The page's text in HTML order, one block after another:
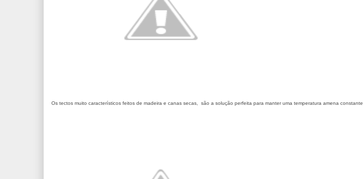
Os tectos muito característicos feitos de madeira e canas secas, são a solução perfeita para manter uma temperatura amena constante.